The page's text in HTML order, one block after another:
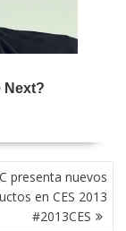
presenta nuevos
en CES 2013
#2013CES